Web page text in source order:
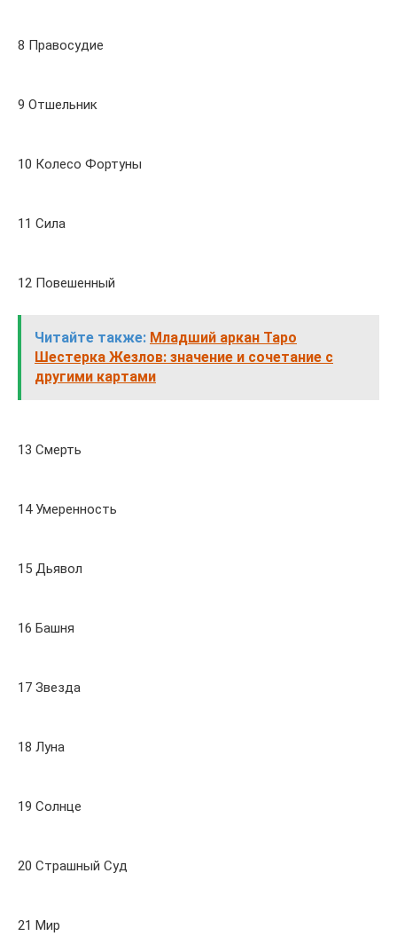
8 Правосудие
9 Отшельник
10 Колесо Фортуны
11 Сила
12 Повешенный
Читайте также: Младший аркан Таро
Шестерка Жезлов: значение и сочетание с
другими картами
13 Смерть
14 Умеренность
15 Дьявол
16 Башня
17 Звезда
18 Луна
19 Солнце
20 Страшный Суд
21 Мир